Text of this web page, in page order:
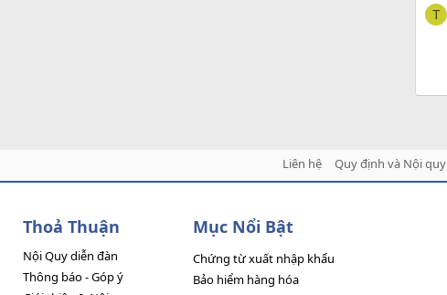
T
Liên hệ Quy định và Nội quy
Thoả Thuận
Nội Quy diễn đàn
Thông báo - Góp ý
Mục Nổi Bật
Chứng từ xuất nhập khẩu
Bảo hiểm hàng hóa